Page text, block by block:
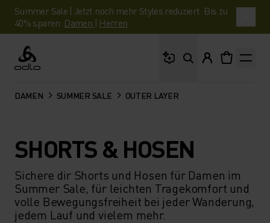
Summer Sale | Jetzt noch mehr Styles reduziert. Bis zu
40% sparen. Damen | Herren
Odlo
DAMEN SUMMER SALE OUTER LAYER
SHORTS & HOSEN
Sichere dir Shorts und Hosen für Damen im
Summer Sale, für leichten Tragekomfort und
volle Bewegungsfreiheit bei jeder Wanderung,
jedem Lauf und vielem mehr.